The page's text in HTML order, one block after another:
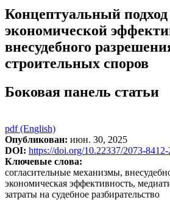
Концептуальный подход
экономической
внесудебного
строительных споров
Боковая панель статьи
pdf (English)
Опубликован: июн. 30, 2025
DOI: https://doi.org/10.22337/2073-
Ключевые слова:
согласительные механизмы,
экономическая эффективность,
затраты на судебное разбирательство